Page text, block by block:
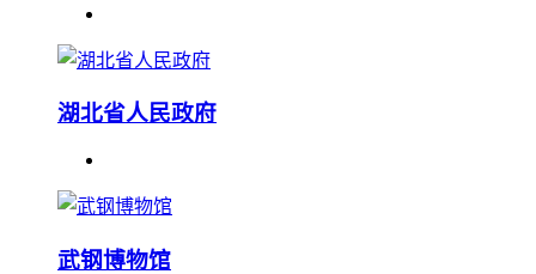
湖北省人民政府
武钢博物馆